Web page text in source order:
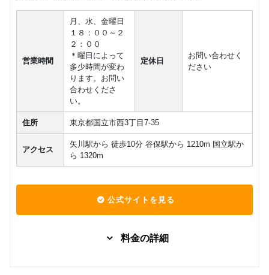
営業時間
月、水、金曜日
１８：００～２
２：００
＊曜日によって
多少時間が変わ
ります。お問い
合わせくださ
い。
定休日
お問い合わせく
ださい
住所 東京都国立市西3丁目7-35
アクセス
矢川駅から 徒歩10分 谷保駅から 1210m 国立駅か
ら 1320m
公式サイトを見る
料金の詳細